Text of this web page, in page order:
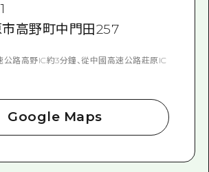
高野町中門田257
路高野IC約3分鐘、從中國高速公路莊原IC
Google Maps